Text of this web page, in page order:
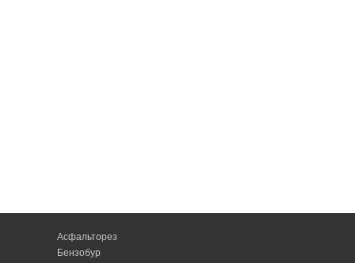
Асфальторез
Бензобур